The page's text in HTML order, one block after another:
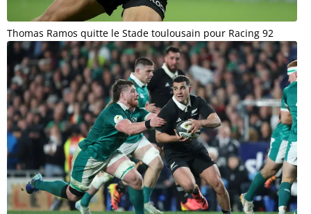
Thomas Ramos quitte le Stade toulousain pour Racing 92